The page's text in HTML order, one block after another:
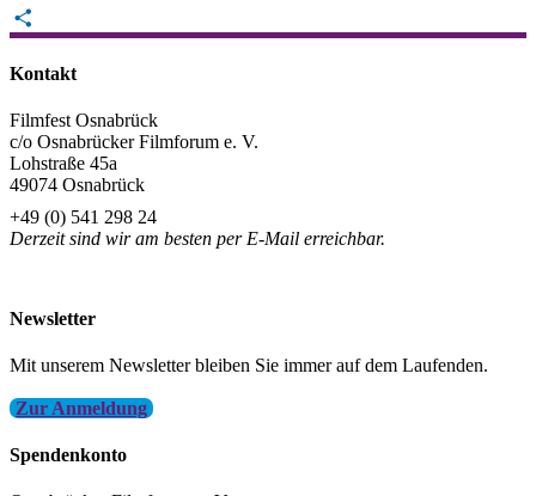
Email
Kontakt
Filmfest Osnabrück
c/o Osnabrücker Filmforum e. V.
Lohstraße 45a
49074 Osnabrück
+49 (0) 541 298 24
Derzeit sind wir am besten per E-Mail erreichbar.
Newsletter
Mit unserem Newsletter bleiben Sie immer auf dem Laufenden.
Zur Anmeldung
Spendenkonto